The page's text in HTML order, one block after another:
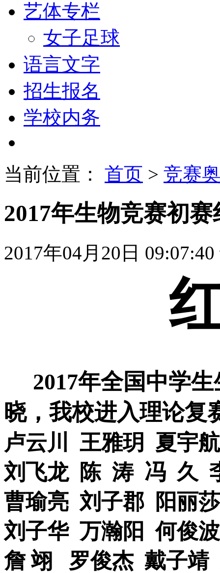
艺体专栏
女子足球
语言文字
招生报名
学校内务
当前位置： 首页 > 竞赛
2017年生物竞赛初赛
2017年04月20日 09:07:40
2017年全国中学
晓，我校进入理论复
卢云川 王雅玥 夏宇航
刘飞龙 陈 涛 冯 久
曹瑜亮 刘子郡 阳丽莎
刘子华 万瀚阳 何俊波
詹 翊
罗俊杰 戴子靖